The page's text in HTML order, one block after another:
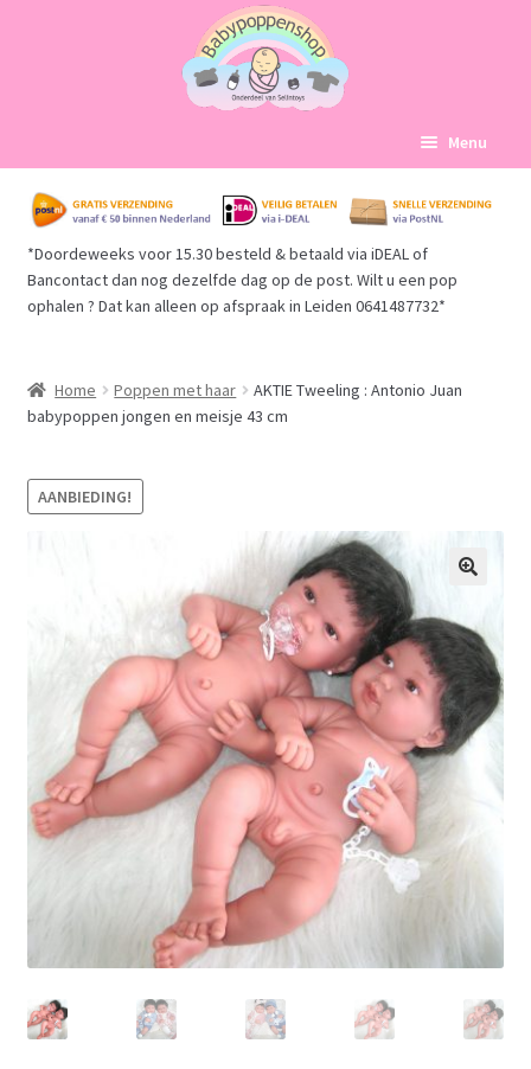
naar
navigatie
de
inhoud
Menu
Home
Babypoppen Afdelingen
Mijn account
Afrekenen
*Doordeweeks voor 15.30 besteld & betaald via iDEAL of
Bancontact dan nog dezelfde dag op de post. Wilt u een pop
ophalen ? Dat kan alleen op afspraak in Leiden 0641487732*
Home Poppen met haar
AKTIE Tweeling : Antonio Juan
babypoppen jongen en meisje 43 cm
AANBIEDING!